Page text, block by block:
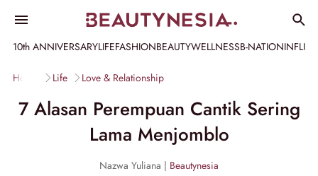
10th ANNIVERSARYLIFEFASHIONBEAUTYWELLNESSB-NATION
Home Life Love & Relationship
7 Alasan Perempuan Cantik Sering
Lama Menjomblo
Nazwa Yuliana | Beautynesia